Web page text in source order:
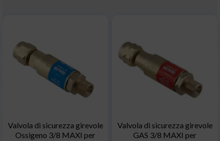
Valvola di sicurezza girevole
Ossigeno 3/8 MAXI per
Valvola di sicurezza girevole
GAS 3/8 MAXI per